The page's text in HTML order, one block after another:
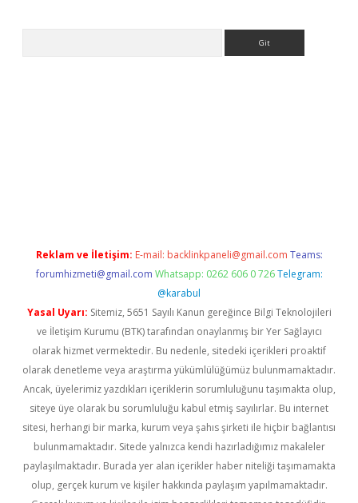
Reklam ve İletişim: E-mail: backlinkpaneli@gmail.com Teams:
forumhizmeti@gmail.com Whatsapp: 0262 606 0 726 Telegram:
@karabul
Yasal Uyarı: Sitemiz, 5651 Sayılı Kanun gereğince Bilgi Teknolojileri
ve İletişim Kurumu (BTK) tarafından onaylanmış bir Yer Sağlayıcı
olarak hizmet vermektedir. Bu nedenle, sitedeki içerikleri proaktif
olarak denetleme veya araştırma yükümlülüğümüz bulunmamaktadır.
Ancak, üyelerimiz yazdıkları içeriklerin sorumluluğunu taşımakta olup,
siteye üye olarak bu sorumluluğu kabul etmiş sayılırlar. Bu internet
sitesi, herhangi bir marka, kurum veya şahıs şirketi ile hiçbir bağlantısı
bulunmamaktadır. Sitede yalnızca kendi hazırladığımız makaleler
paylaşılmaktadır. Burada yer alan içerikler haber niteliği taşımamakta
olup, gerçek kurum ve kişiler hakkında paylaşım yapılmamaktadır.